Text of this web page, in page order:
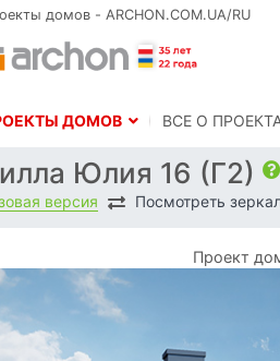
домов - ARCHON.COM.UA/RU
ДОМОВ BСЕ О
Юлия 16 (Г2)
версия Посмотреть
Проект